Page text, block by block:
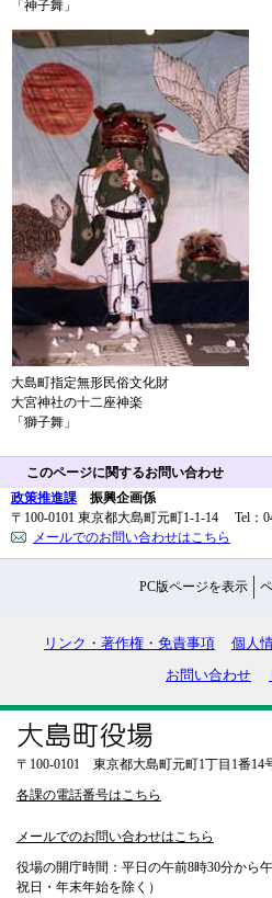
「神子舞」
大島町指定無形民俗文化財
大宮神社の十二座神楽
「獅子舞」
このページに関するお問い合わせ
政策推進課 振興企画係
〒100-0101 東京都大島町元町1-1-14 Tel：
メールでのお問い合わせはこちら
PC版ページを表示
リンク・著作権・免責事項 個人
お問い合わせ
〒100-0101 東京都大島町元町1丁目1番14
各課の電話番号はこちら
メールでのお問い合わせはこちら
役場の開庁時間：平日の午前8時30分から
祝日・年末年始を除く）